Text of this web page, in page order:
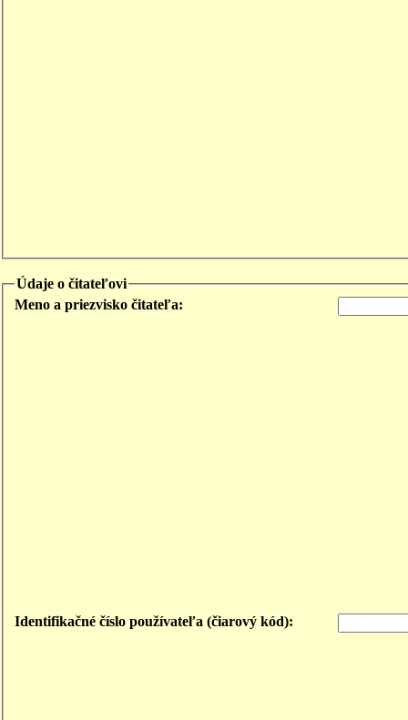
Údaje o čitateľovi
Meno a priezvisko čitateľa:
Identifikačné číslo používateľa (čiarový kód):